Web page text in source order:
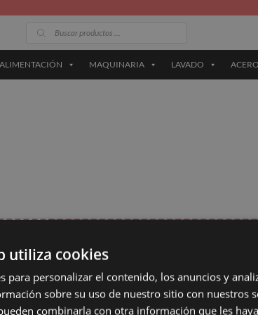
Búsqueda
productos
MAQUINARIA LAVADO
INFORMACIÓN DE INTERÉS
Quiénes Somos
utiliza cookies
para personalizar el contenido, los anuncios y
sobre su uso de nuestro sitio con nuestros
combinarla con otra información que les